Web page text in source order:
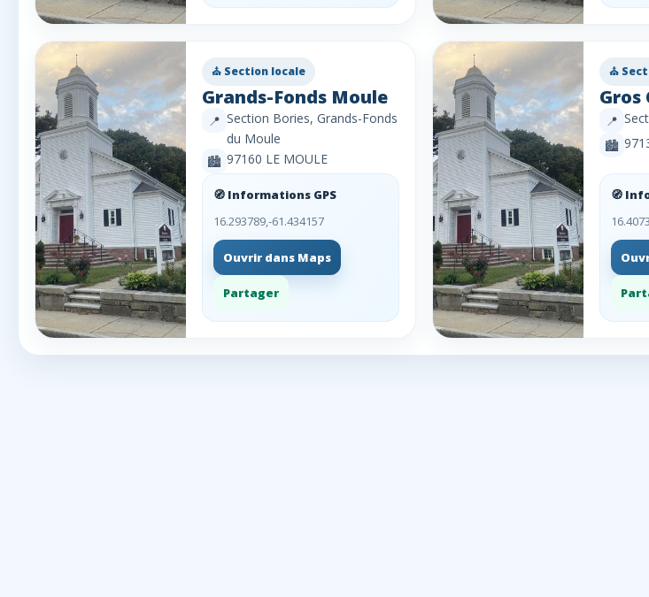
⛪ Section locale
Grands-Fonds Moule
📍 Section Bories, Grands-Fonds
du Moule
🏙️ 97160 LE MOULE
🧭 Informations GPS
16.293789,-61.434157
Ouvrir dans Maps
Partager
⛪
Gros
📍
🏙️
🧭